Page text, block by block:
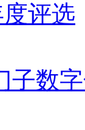
评选
子数